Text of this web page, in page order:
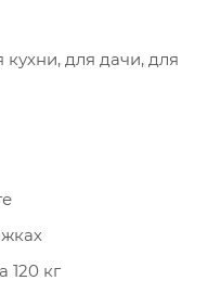
для дачи, для
120 кг